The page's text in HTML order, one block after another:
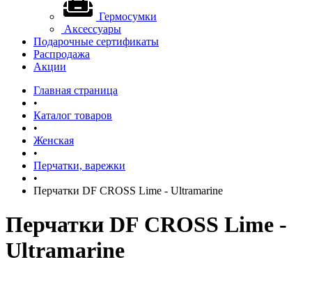
Гермосумки
Аксессуары
Подарочные сертификаты
Распродажа
Акции
Главная страница
•
Каталог товаров
•
Женская
•
Перчатки, варежки
•
Перчатки DF CROSS Lime - Ultramarine
Перчатки DF CROSS Lime -
Ultramarine